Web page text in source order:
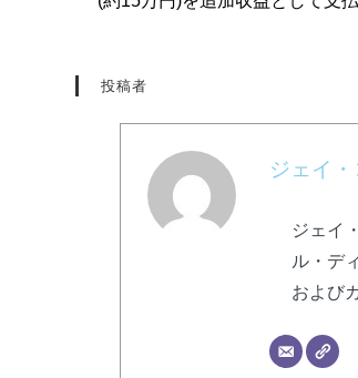
投稿者
ジェイ・
ジェイ
ル・デ
および